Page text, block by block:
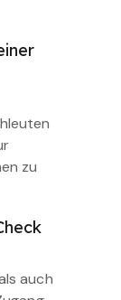
zu
auch